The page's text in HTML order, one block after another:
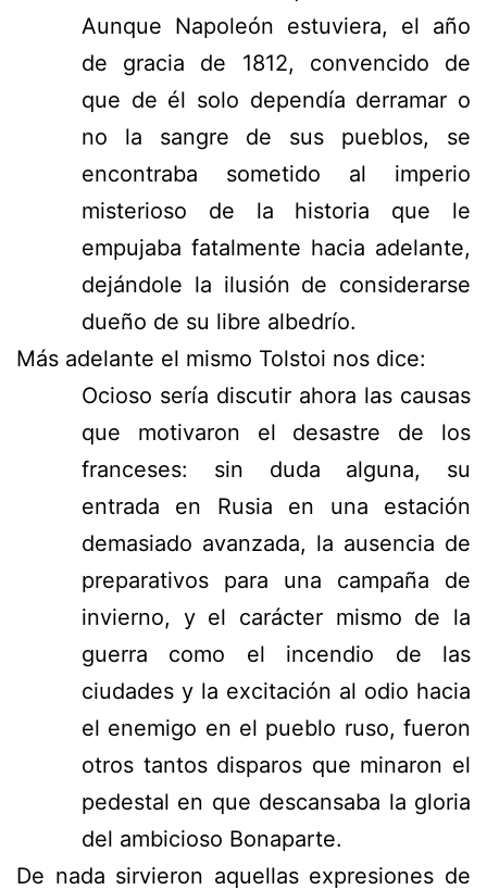
Aunque Napoleón estuviera, el año
de gracia de 1812, convencido de
que de él solo dependía derramar o
no la sangre de sus pueblos, se
encontraba sometido al imperio
misterioso de la historia que le
empujaba fatalmente hacia adelante,
dejándole la ilusión de considerarse
dueño de su libre albedrío.
Más adelante el mismo Tolstoi nos dice:
Ocioso sería discutir ahora las causas
que motivaron el desastre de los
franceses: sin duda alguna, su
entrada en Rusia en una estación
demasiado avanzada, la ausencia de
preparativos para una campaña de
invierno, y el carácter mismo de la
guerra como el incendio de las
ciudades y la excitación al odio hacia
el enemigo en el pueblo ruso, fueron
otros tantos disparos que minaron el
pedestal en que descansaba la gloria
del ambicioso Bonaparte.
De nada sirvieron aquellas expresiones de